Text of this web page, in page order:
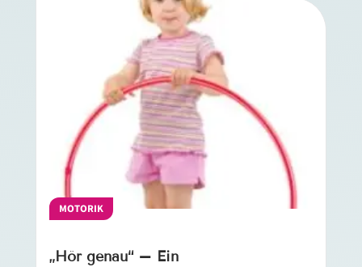
MOTORIK
„Hör genau“ – Ein